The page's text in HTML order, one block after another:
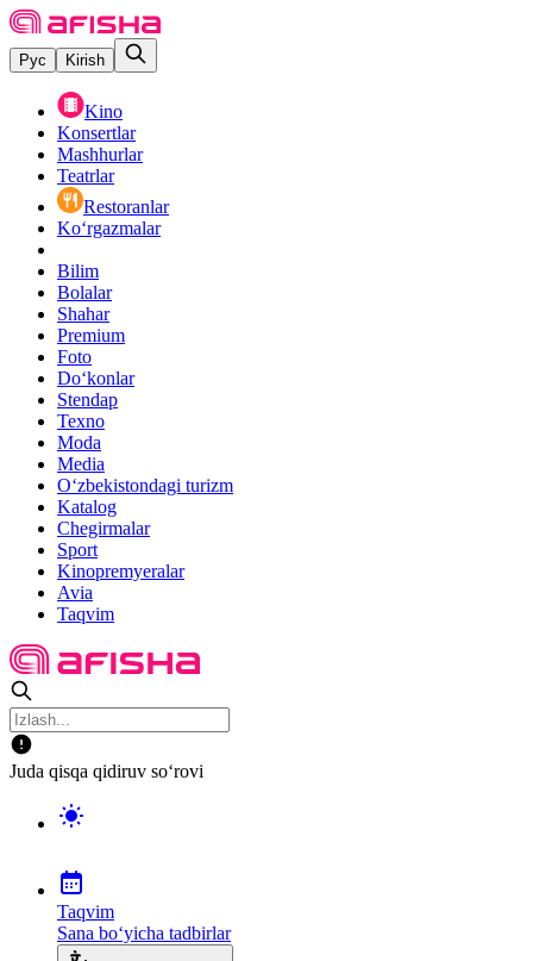
Рус Kirish
Kino
Konsertlar
Mashhurlar
Teatrlar
Restoranlar
Ko‘rgazmalar
Bilim
Bolalar
Shahar
Premium
Foto
Do‘konlar
Stendap
Texno
Moda
Media
O‘zbekistondagi turizm
Katalog
Chegirmalar
Sport
Kinopremyeralar
Avia
Taqvim
Juda qisqa qidiruv so‘rovi
Taqvim
Sana bo‘yicha tadbirlar